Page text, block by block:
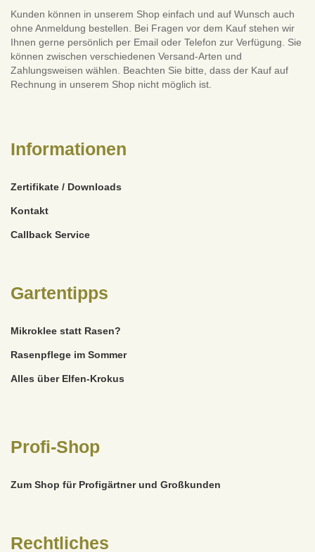
Kunden können in unserem Shop einfach und auf Wunsch auch
ohne Anmeldung bestellen. Bei Fragen vor dem Kauf stehen wir
Ihnen gerne persönlich per Email oder Telefon zur Verfügung. Sie
können zwischen verschiedenen Versand-Arten und
Zahlungsweisen wählen. Beachten Sie bitte, dass der Kauf auf
Rechnung in unserem Shop nicht möglich ist.
Informationen
Zertifikate / Downloads
Kontakt
Callback Service
Gartentipps
Mikroklee statt Rasen?
Rasenpflege im Sommer
Alles über Elfen-Krokus
Profi-Shop
Zum Shop für Profigärtner und Großkunden
Rechtliches